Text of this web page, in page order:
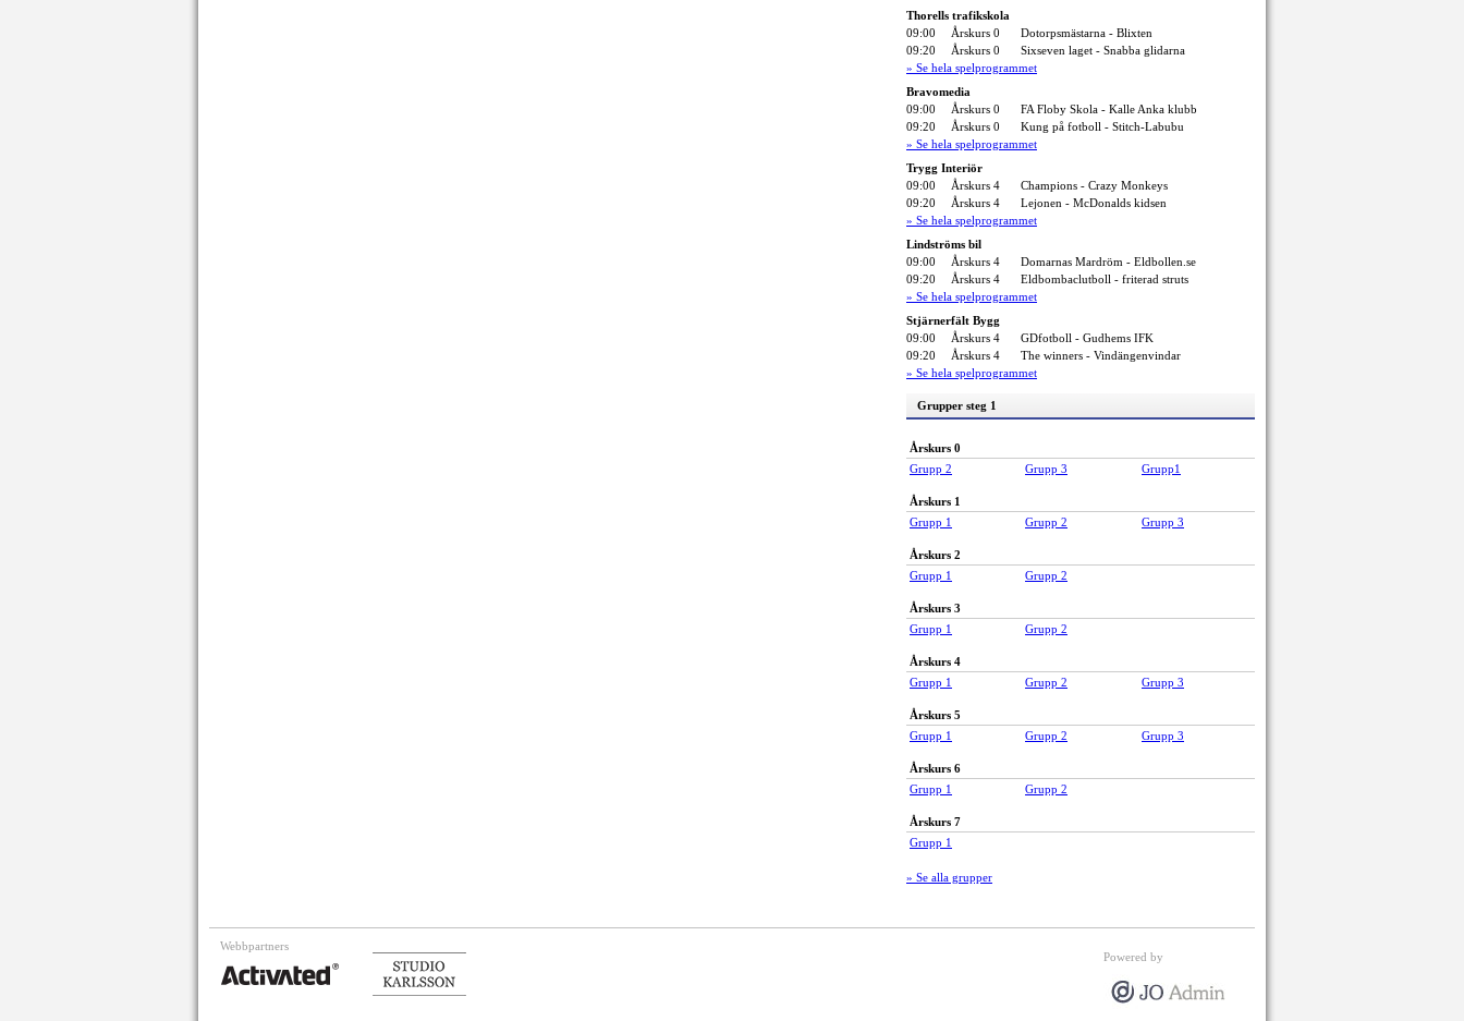
Thorells trafikskola
09:00
Årskurs 0
Dotorpsmästarna - Blixten
09:20
Årskurs 0
Sixseven laget - Snabba glidarna
» Se hela spelprogrammet
Bravomedia
09:00
Årskurs 0
FA Floby Skola - Kalle Anka klubb
09:20
Årskurs 0
Kung på fotboll - Stitch-Labubu
» Se hela spelprogrammet
Trygg Interiör
09:00
Årskurs 4
Champions - Crazy Monkeys
09:20
Årskurs 4
Lejonen - McDonalds kidsen
» Se hela spelprogrammet
Lindströms bil
09:00
Årskurs 4
Domarnas Mardröm - Eldbollen.se
09:20
Årskurs 4
Eldbombaclutboll - friterad struts
» Se hela spelprogrammet
Stjärnerfält Bygg
09:00
Årskurs 4
GDfotboll - Gudhems IFK
09:20
Årskurs 4
The winners - Vindängenvindar
» Se hela spelprogrammet
Grupper steg 1
Årskurs 0
Grupp 2
Grupp 3 Grupp1
Årskurs 1
Grupp 1
Grupp 2 Grupp 3
Årskurs 2
Grupp 1
Grupp 2
Årskurs 3
Grupp 1
Grupp 2
Årskurs 4
Grupp 1
Grupp 2 Grupp 3
Årskurs 5
Grupp 1
Grupp 2 Grupp 3
Årskurs 6
Grupp 1
Grupp 2
Årskurs 7
Grupp 1
» Se alla grupper
Webbpartners
Powered by